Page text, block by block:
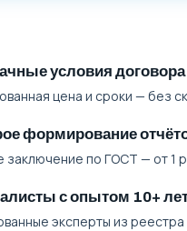
условия договора
цена и сроки — без
формирование
заключение по ГОСТ — от 1
с опытом 10+
эксперты из